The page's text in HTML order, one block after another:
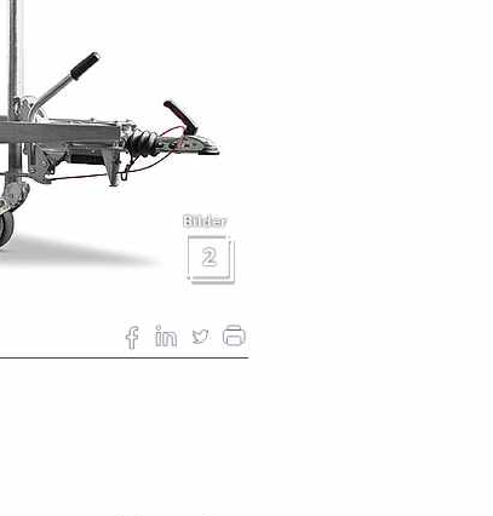
Bilder
2